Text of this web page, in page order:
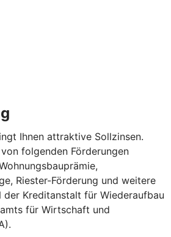
Ihnen attraktive Sollzinsen.
folgenden Förderungen
Riester-Förderung und weitere
Kreditanstalt für Wiederaufbau
für Wirtschaft und